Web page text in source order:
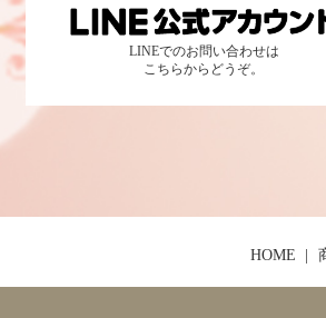
LINEでのお問い合わせは
こちらからどうぞ。
HOME